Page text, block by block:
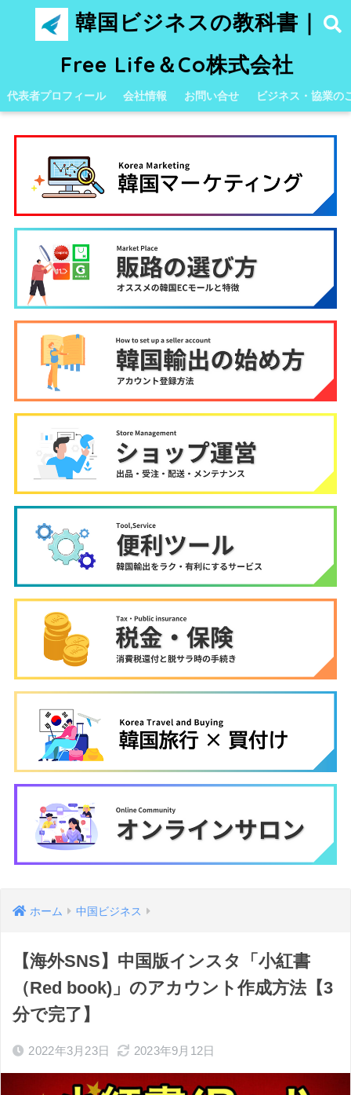
韓国ビジネスの教科書｜
Free Life＆Co株式会社
代表者プロフィール 会社情報 お問い合せ ビジネス・協業の
ホーム 中国ビジネス
【海外SNS】中国版インスタ「小紅書
（Red book)」のアカウント作成方法【3
分で完了】
2022年3月23日 2023年9月12日